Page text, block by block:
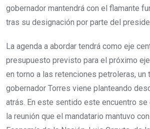
gobernador mantendrá con el flamante
tras su designación por parte del
La agenda a abordar tendrá como eje
presupuesto previsto para el próximo
en torno a las retenciones petroleras, un
gobernador Torres viene planteando
atrás. En este sentido este encuentro
la reunión que el mandatario mantuvo